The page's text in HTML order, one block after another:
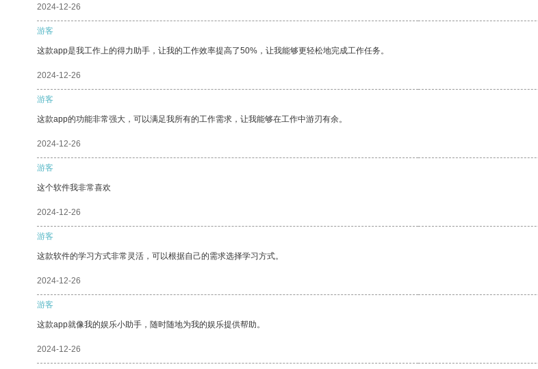
2024-12-26
游客
这款app是我工作上的得力助手，让我的工作效率提高了50%，让我能够更轻松地完成工作任务。
2024-12-26
游客
这款app的功能非常强大，可以满足我所有的工作需求，让我能够在工作中游刃有余。
2024-12-26
游客
这个软件我非常喜欢
2024-12-26
游客
这款软件的学习方式非常灵活，可以根据自己的需求选择学习方式。
2024-12-26
游客
这款app就像我的娱乐小助手，随时随地为我的娱乐提供帮助。
2024-12-26